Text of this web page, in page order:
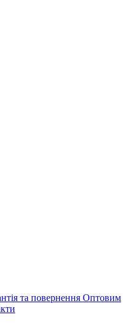
та повернення Оптовим